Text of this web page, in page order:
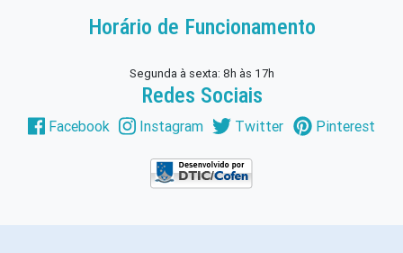
Horário de Funcionamento
Segunda à sexta: 8h às 17h
Redes Sociais
Facebook Instagram Twitter Pinterest